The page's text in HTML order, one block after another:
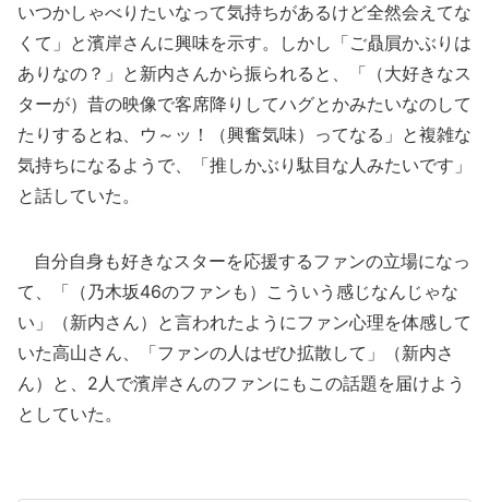
いつかしゃべりたいなって気持ちがあるけど全然会えてな
くて」と濱岸さんに興味を示す。しかし「ご贔屓かぶりは
ありなの？」と新内さんから振られると、「（大好きなス
ターが）昔の映像で客席降りしてハグとかみたいなのして
たりするとね、ウ～ッ！（興奮気味）ってなる」と複雑な
気持ちになるようで、「推しかぶり駄目な人みたいです」
と話していた。
自分自身も好きなスターを応援するファンの立場になっ
て、「（乃木坂46のファンも）こういう感じなんじゃな
い」（新内さん）と言われたようにファン心理を体感して
いた高山さん、「ファンの人はぜひ拡散して」（新内さ
ん）と、2人で濱岸さんのファンにもこの話題を届けよう
としていた。